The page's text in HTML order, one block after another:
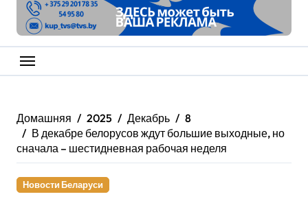
Домашняя 2025 Декабрь
8
В декабре белорусов ждут большие выходные, но
сначала – шестидневная рабочая неделя
Новости Беларуси